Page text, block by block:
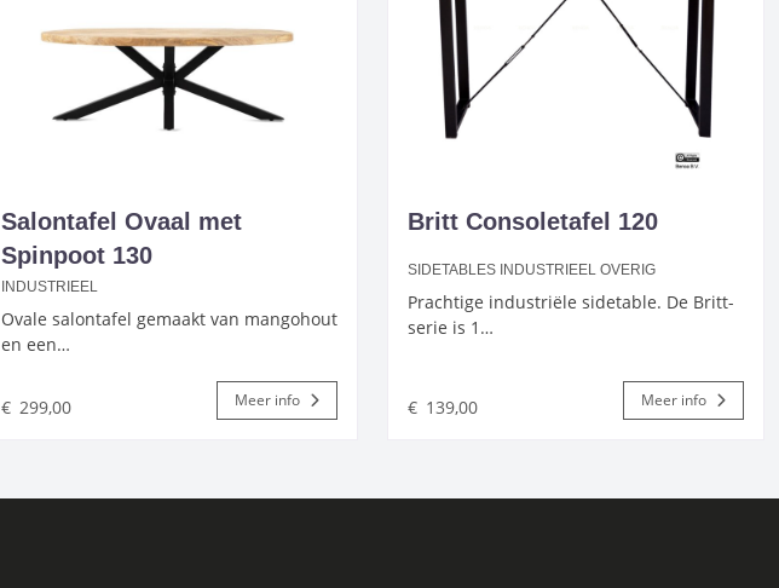
Salontafel Ovaal met
Spinpoot 130
INDUSTRIEEL
Ovale salontafel gemaakt van mangohout
en een…
€ 299,00 Meer info
Britt Consoletafel 120
SIDETABLES INDUSTRIEEL OVERIG
Prachtige industriële sidetable. De Britt-
serie is 1…
€ 139,00 Meer info